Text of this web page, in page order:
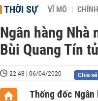
THỜI SỰ VĨ MÔ
Ngân hàng Nhà
Bùi Quang Tín
22:48 | 06/04/2020 Chia sẻ
Thống đốc Ngân